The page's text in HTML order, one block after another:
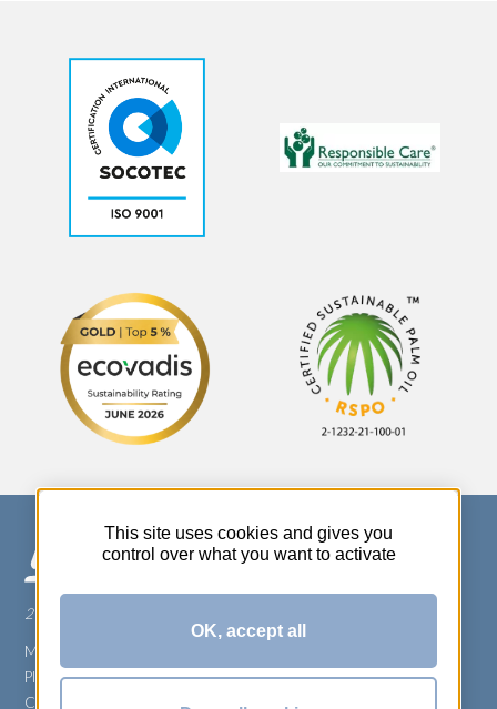
270 Rue Thérèse Planiol - 37310 TAUXIGNY
Mentions légales
Plan du site
Carrière
This site uses cookies and gives you
control over what you want to activate
OK, accept all